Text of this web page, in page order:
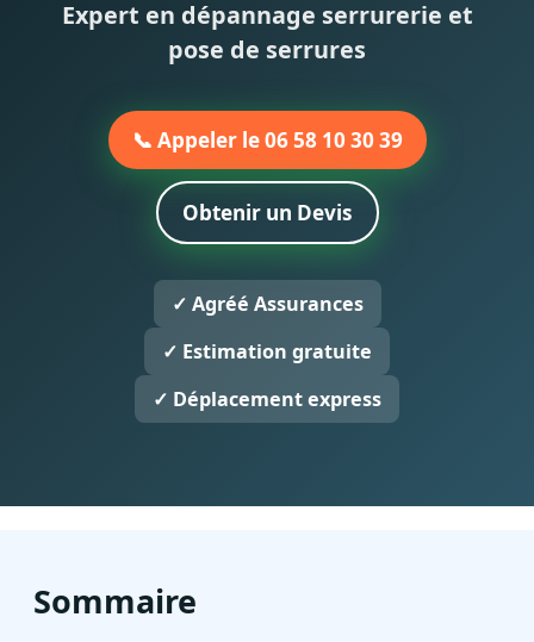
Expert en dépannage serrurerie et
pose de serrures
📞 Appeler le 06 58 10 30 39
Obtenir un Devis
✓ Agréé Assurances
✓ Estimation gratuite
✓ Déplacement express
Sommaire